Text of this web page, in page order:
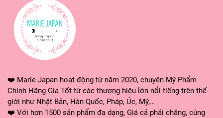
❤️ Marie Japan hoạt động từ năm 2020, chuyên Mỹ Phẩm
Chính Hãng Gía Tốt từ các thương hiệu lớn nổi tiếng trên thế
giới như Nhật Bản, Hàn Quốc, Pháp, Úc, Mỹ,…
❤️ Với hơn 1500 sản phẩm đa dạng, Giá cả phải chăng, cùng